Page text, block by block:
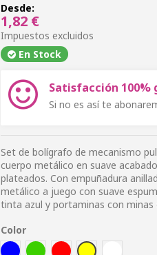
Desde:
1,82 €
Impuestos excluidos
En Stock
Satisfacción
Si no es así te
Set de bolígrafo de mecanismo
cuerpo metálico en suave
plateados. Con empuñadura
metálico a juego con suave
tinta azul y portaminas con minas
Color
AZUL
VER ROJ AMA